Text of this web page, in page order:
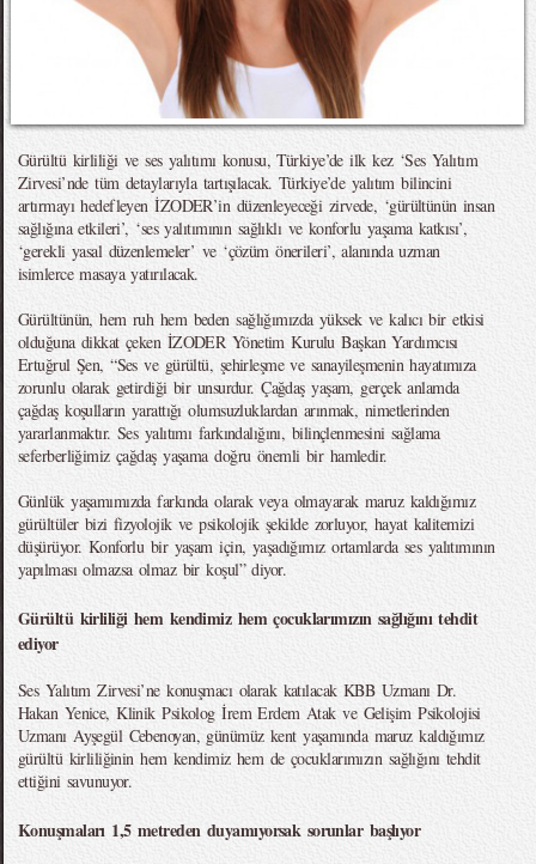
Gürültü kirliliği ve ses yalıtımı konusu, Türkiye’de ilk kez ‘Ses Yalıtım
Zirvesi’nde tüm detaylarıyla tartışılacak. Türkiye’de yalıtım bilincini
artırmayı hedefleyen İZODER’in düzenleyeceği zirvede, ‘gürültünün insan
sağlığına etkileri’, ‘ses yalıtımının sağlıklı ve konforlu yaşama katkısı’,
‘gerekli yasal düzenlemeler’ ve ‘çözüm önerileri’, alanında uzman
isimlerce masaya yatırılacak.
Gürültünün, hem ruh hem beden sağlığımızda yüksek ve kalıcı bir etkisi
olduğuna dikkat çeken İZODER Yönetim Kurulu Başkan Yardımcısı
Ertuğrul Şen, “Ses ve gürültü, şehirleşme ve sanayileşmenin hayatımıza
zorunlu olarak getirdiği bir unsurdur. Çağdaş yaşam, gerçek anlamda
çağdaş koşulların yarattığı olumsuzluklardan arınmak, nimetlerinden
yararlanmaktır. Ses yalıtımı farkındalığını, bilinçlenmesini sağlama
seferberliğimiz çağdaş yaşama doğru önemli bir hamledir.
Günlük yaşamımızda farkında olarak veya olmayarak maruz kaldığımız
gürültüler bizi fizyolojik ve psikolojik şekilde zorluyor, hayat kalitemizi
düşürüyor. Konforlu bir yaşam için, yaşadığımız ortamlarda ses yalıtımının
yapılması olmazsa olmaz bir koşul” diyor.
Gürültü kirliliği hem kendimiz hem çocuklarımızın sağlığını tehdit
ediyor
Ses Yalıtım Zirvesi’ne konuşmacı olarak katılacak KBB Uzmanı Dr.
Hakan Yenice, Klinik Psikolog İrem Erdem Atak ve Gelişim Psikolojisi
Uzmanı Ayşegül Cebenoyan, günümüz kent yaşamında maruz kaldığımız
gürültü kirliliğinin hem kendimiz hem de çocuklarımızın sağlığını tehdit
ettiğini savunuyor.
Konuşmaları 1,5 metreden duyamıyorsak sorunlar başlıyor